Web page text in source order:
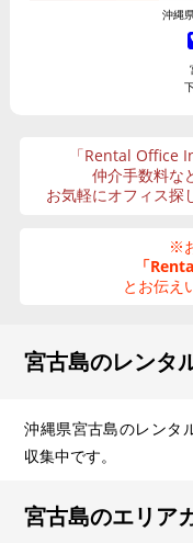
沖縄
「Rental Office
仲介手数料な
お気軽にオフィス探
※
「
とお伝え
宮古島のレンタ
沖縄県宮古島のレンタ
収集中です。
宮古島のエリア